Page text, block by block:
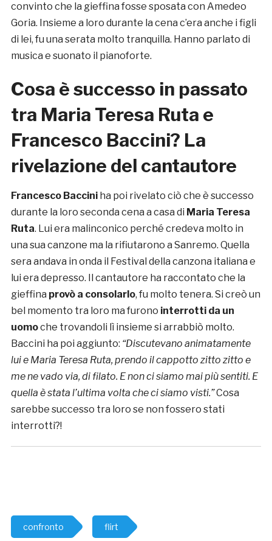
convinto che la gieffina fosse sposata con Amedeo
Goria. Insieme a loro durante la cena c’era anche i figli
di lei, fu una serata molto tranquilla. Hanno parlato di
musica e suonato il pianoforte.
Cosa è successo in passato
tra Maria Teresa Ruta e
Francesco Baccini? La
rivelazione del cantautore
Francesco Baccini ha poi rivelato ciò che è successo
durante la loro seconda cena a casa di Maria Teresa
Ruta. Lui era malinconico perché credeva molto in
una sua canzone ma la rifiutarono a Sanremo. Quella
sera andava in onda il Festival della canzona italiana e
lui era depresso. Il cantautore ha raccontato che la
gieffina provò a consolarlo, fu molto tenera. Si creò un
bel momento tra loro ma furono interrotti da un
uomoche trovandoli lì insieme si arrabbiò molto.
Baccini ha poi aggiunto: “Discutevano animatamente
lui e Maria Teresa Ruta, prendo il cappotto zitto zitto e
me ne vado via, di filato. E non ci siamo mai più sentiti. E
quella è stata l’ultima volta che ci siamo visti.”Cosa
sarebbe successo tra loro se non fossero stati
interrotti?!
confronto flirt